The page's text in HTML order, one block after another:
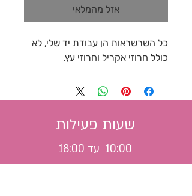
אזל מהמלאי
כל השרשראות הן עבודת יד שלי, לא
כולל חרוזי אקריל וחרוזי עץ.
שעות פעילות
10:00 עד 18:00